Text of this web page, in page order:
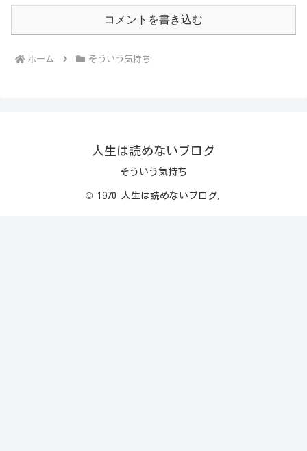
コメントを書き込む
ホーム そういう気持ち
人生は読めないブログ
そういう気持ち
© 1970 人生は読めないブログ.